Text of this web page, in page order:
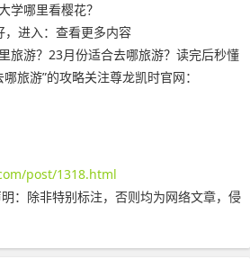
学哪里看樱花？
，进入：查看更多内容
旅游？23月份适合去哪旅游？读完后秒懂
旅游”的攻略关注尊龙凯时官网：
post/1318.html
： 除非特别标注，否则均为网络文章，侵